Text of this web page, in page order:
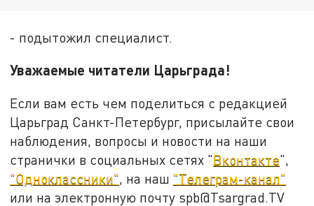
- подытожил специалист.
Уважаемые читатели Царьграда!
Если вам есть чем поделиться с редакцией
Царьград Санкт-Петербург, присылайте свои
наблюдения, вопросы и новости на наши
странички в социальных сетях "Вконтакте",
"Одноклассники" , на наш "Телеграм-канал"
или на электронную почту spb@Tsargrad.TV